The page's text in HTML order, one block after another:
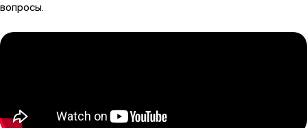
вопросы.